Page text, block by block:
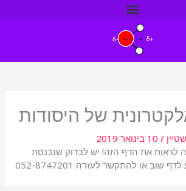
של היסודות
/ 10 בינואר 2019
לראות את הדף הזה! יש לבדוק שנכנסת
או להתקשר לעזרה 052-8747201